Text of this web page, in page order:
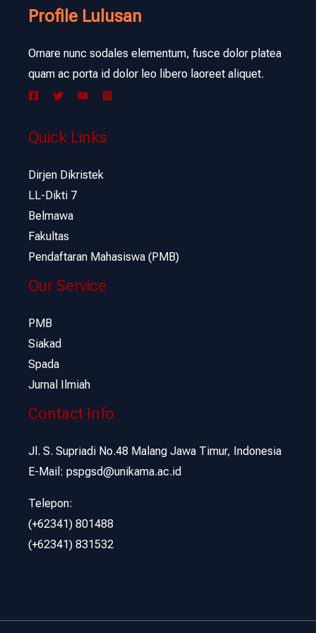
Profile Lulusan
Ornare nunc sodales elementum, fusce dolor platea
quam ac porta id dolor leo libero laoreet aliquet.
Quick Links
Dirjen Dikristek
LL-Dikti 7
Belmawa
Fakultas
Pendaftaran Mahasiswa (PMB)
Our Service
PMB
Siakad
Spada
Jurnal Ilmiah
Contact Info
Jl. S. Supriadi No.48 Malang Jawa Timur, Indonesia
E-Mail: pspgsd@unikama.ac.id
Telepon:
(+62341) 801488
(+62341) 831532